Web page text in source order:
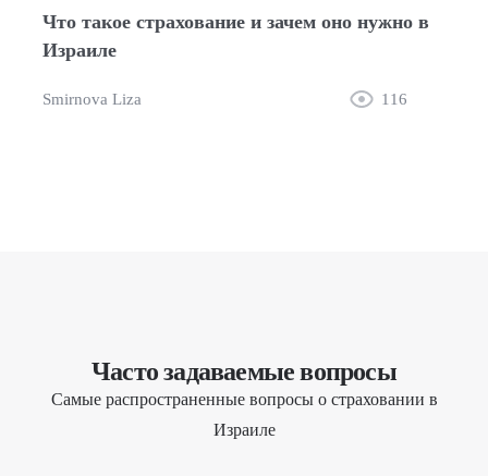
Что такое страхование и зачем оно нужно в
Израиле
Smirnova Liza 116
Часто задаваемые вопросы
Самые распространенные вопросы о страховании в
Израиле